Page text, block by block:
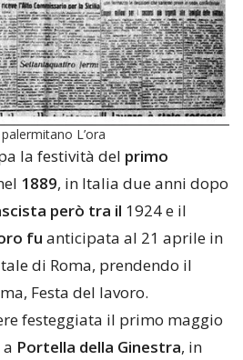
L’ora
la festività del primo
1889, in Italia due anni dopo
però tra il 1924 e il
fu anticipata al 21 aprile in
di Roma, prendendo il
Festa del lavoro.
festeggiata il primo maggio
Portella della Ginestra, in